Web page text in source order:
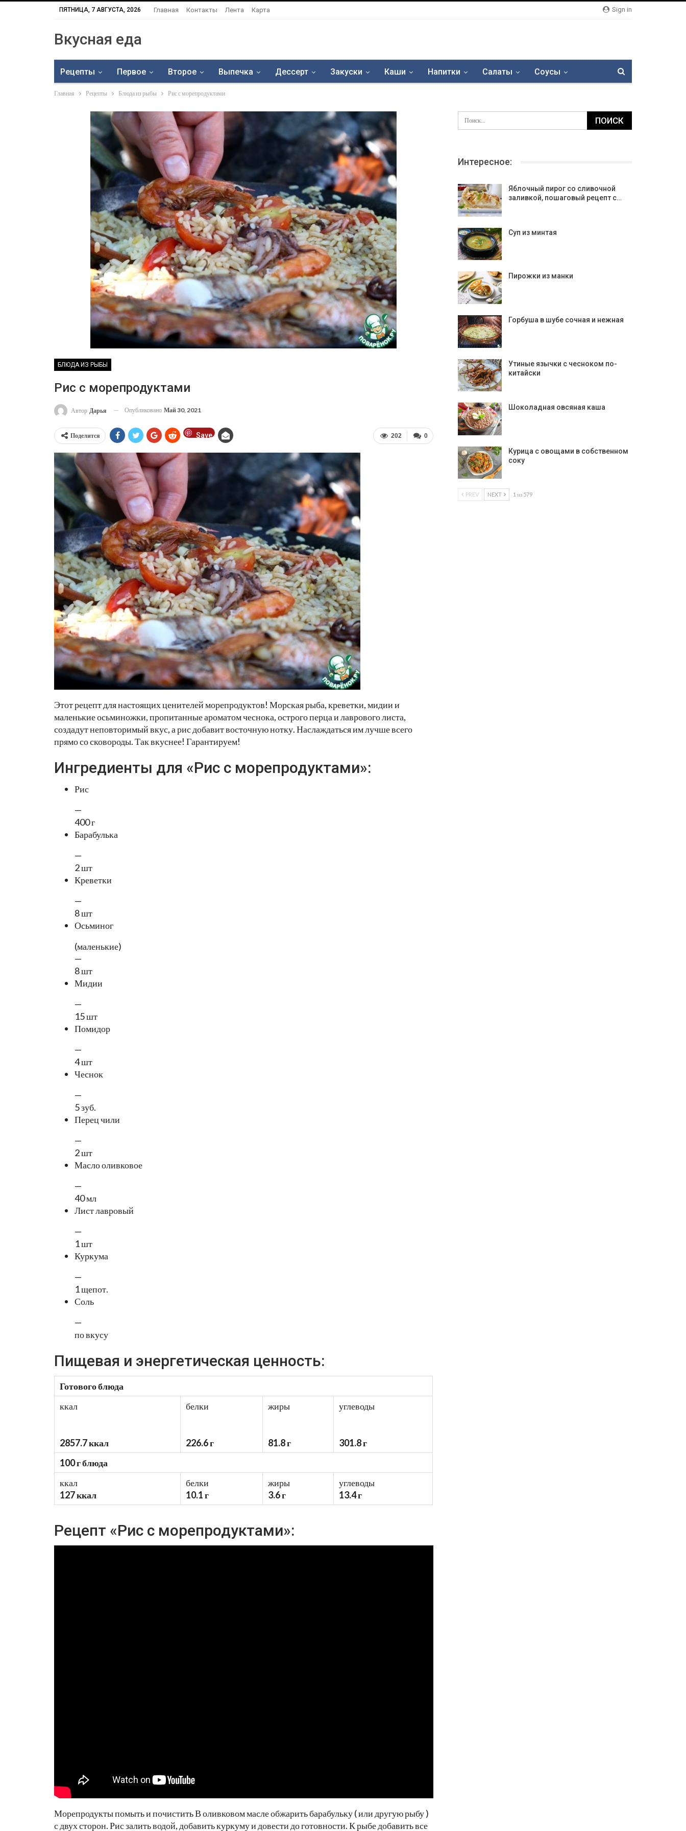
Sign in
ПЯТНИЦА, 7 АВГУСТА, 2026 Главная Контакты Лента Карта
Вкусная еда
Рецепты Первое Второе Выпечка Дессерт Закуски Каши Напитки Салаты Соусы
Главная Рецепты Блюда из рыбы Рис с морепродуктами
БЛЮДА ИЗ РЫБЫ
Рис с морепродуктами
Автор Дарья Опубликовано Май 30, 2021
0
202
Поделится Save
Этот рецепт для настоящих ценителей морепродуктов! Морская рыба, креветки, мидии и
маленькие осьминожки, пропитанные ароматом чеснока, острого перца и лаврового листа,
создадут неповторимый вкус, а рис добавит восточную нотку. Наслаждаться им лучше всего
прямо со сковороды. Так вкуснее! Гарантируем!
Ингредиенты для «Рис с морепродуктами»:
Рис
—
400 г
Барабулька
—
2 шт
Креветки
—
8 шт
Осьминог
(маленькие)
—
8 шт
Мидии
—
15 шт
Помидор
—
4 шт
Чеснок
—
5 зуб.
Перец чили
—
2 шт
Масло оливковое
—
40 мл
Лист лавровый
—
1 шт
Куркума
—
1 щепот.
Соль
—
по вкусу
Пищевая и энергетическая ценность:
Готового блюда
ккал
2857.7 ккал
белки
226.6 г
жиры
81.8 г
углеводы
301.8 г
100 г блюда
ккал
127 ккал
белки
10.1 г
жиры
3.6 г
углеводы
13.4 г
Рецепт «Рис с морепродуктами»:
Морепродукты помыть и почистить В оливковом масле обжарить барабульку ( или другую рыбу )
с двух сторон. Рис залить водой, добавить куркуму и довести до готовности. К рыбе добавить все
Интересное:
Яблочный пирог со сливочной
заливкой, пошаговый рецепт с…
Суп из минтая
Пирожки из манки
Горбуша в шубе сочная и нежная
Утиные язычки с чесноком по-
китайски
Шоколадная овсяная каша
Курица с овощами в собственном
соку
PREV NEXT 1 из 579